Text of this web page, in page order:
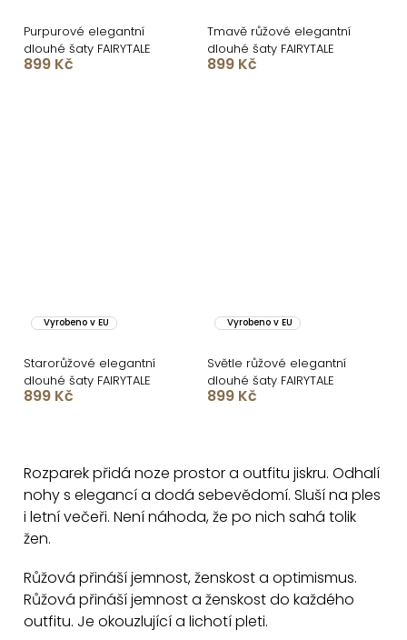
Purpurové elegantní
dlouhé šaty FAIRYTALE
899 Kč
Tmavě růžové elegantní
dlouhé šaty FAIRYTALE
899 Kč
Vyrobeno v EU
Starorůžové elegantní
dlouhé šaty FAIRYTALE
899 Kč
Vyrobeno v EU
Světle růžové elegantní
dlouhé šaty FAIRYTALE
899 Kč
l
á
d
c
í
p
Rozparek přidá noze prostor a outfitu jiskru. Odhalí
nohy s elegancí a dodá sebevědomí. Sluší na ples
i letní večeři. Není náhoda, že po nich sahá tolik
žen.
Růžová přináší jemnost, ženskost a optimismus.
Růžová přináší jemnost a ženskost do každého
outfitu. Je okouzlující a lichotí pleti.